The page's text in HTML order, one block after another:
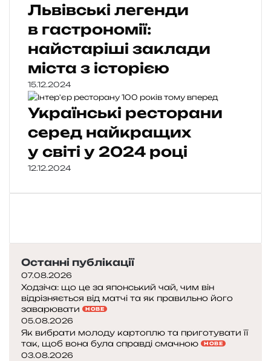
Львівські легенди
в гастрономії:
найстаріші заклади
міста з історією
15.12.2024
Українські ресторани
серед найкращих
у світі у 2024 році
12.12.2024
Останні публікації
07.08.2026
Ходзіча: що це за японський чай, чим він
відрізняється від матчі та як правильно його
заварювати
НОВЕ
05.08.2026
Як вибрати молоду картоплю та приготувати її
так, щоб вона була справді смачною
НОВЕ
03.08.2026